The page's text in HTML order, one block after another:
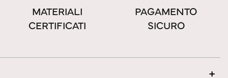
MATERIALI
CERTIFICATI
PAGAMENTO
SICURO